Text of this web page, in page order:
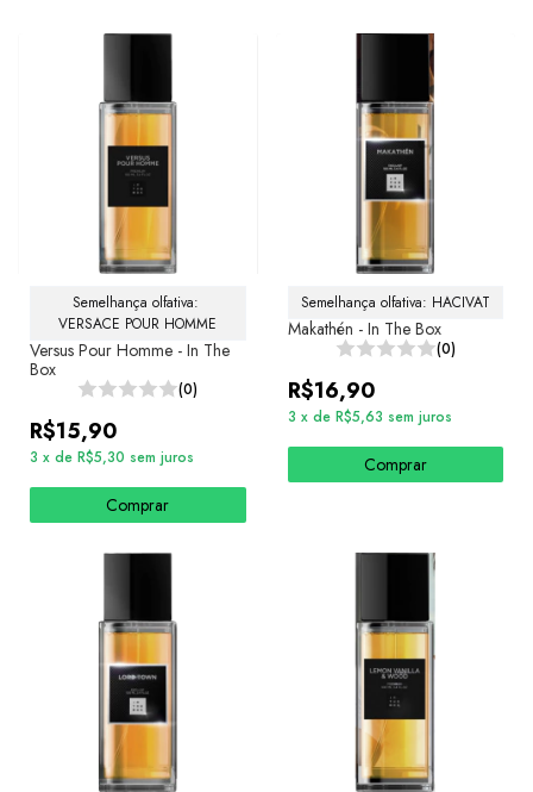
Semelhança olfativa:
VERSACE POUR HOMME
Versus Pour Homme - In The
Box
(0)
R$15,90
3 x de R$5,30 sem juros
Comprar
Semelhança olfativa: HACIVAT
Makathén - In The Box
(0)
R$16,90
3 x de R$5,63 sem juros
Comprar